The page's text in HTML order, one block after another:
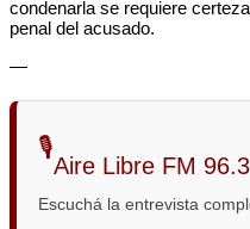
condenarla se requiere
penal del acusado.
—
🎙️
Aire Libre FM 96.3
Escuchá la entrevista